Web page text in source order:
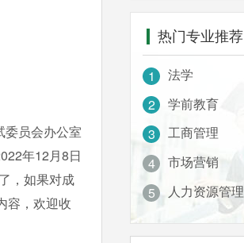
委员会办公室
年12月8日
，如果对成
容，欢迎收
热门专业推荐
1
法学
2
学前教育
3
工商管理
4
市场营销
5
人力资源管理